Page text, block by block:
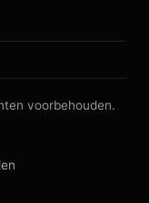
voorbehouden.